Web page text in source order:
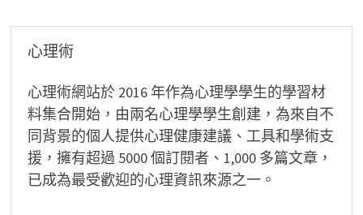
心理術
心理術網站於 2016 年作為心理學學生的學習材
料集合開始，由兩名心理學學生創建，為來自不
同背景的個人提供心理健康建議、工具和學術支
援，擁有超過 5000 個訂閱者、1,000 多篇文章，
已成為最受歡迎的心理資訊來源之一。